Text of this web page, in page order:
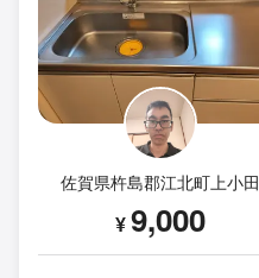
佐賀県杵島郡江北町上小田
¥9,000